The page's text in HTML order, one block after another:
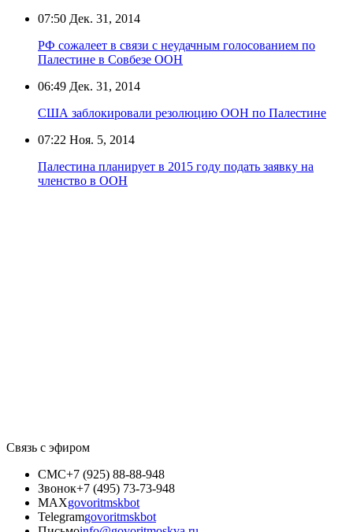
07:50 Дек. 31, 2014
РФ сожалеет в связи с неудачным голосованием по
Палестине в Совбезе ООН
06:49 Дек. 31, 2014
США заблокировали резолюцию ООН по Палестине
07:22 Ноя. 5, 2014
Палестина планирует в 2015 году подать заявку на
членство в ООН
Связь с эфиром
СМС+7 (925) 88-88-948
Звонок+7 (495) 73-73-948
MAXgovoritmskbot
Telegramgovoritmskbot